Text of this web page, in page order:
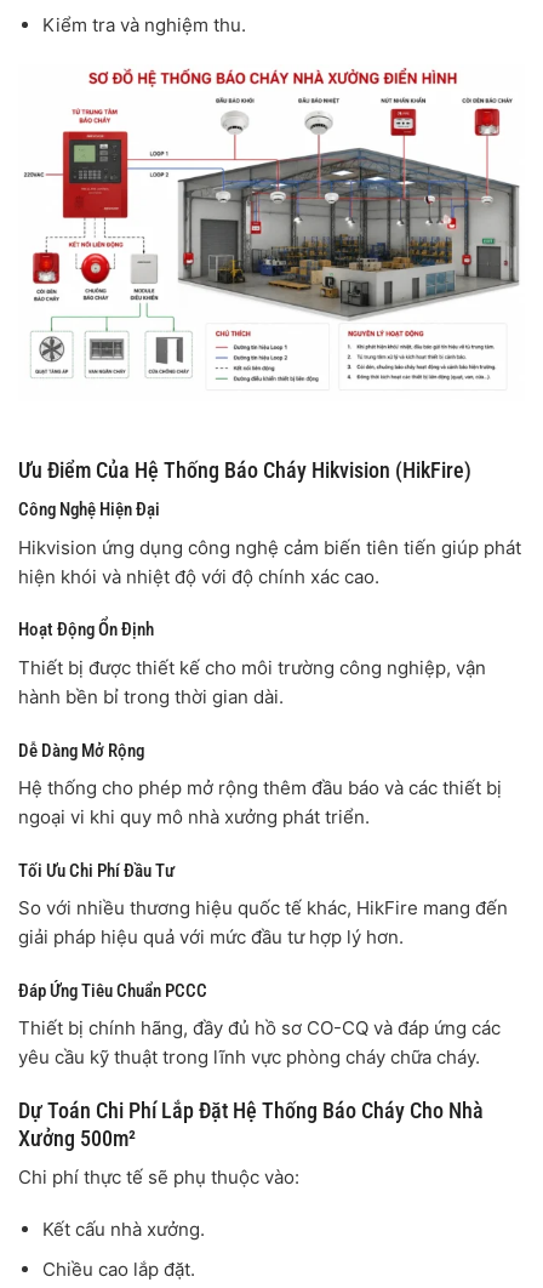
Kiểm tra và nghiệm thu.
Ưu Điểm Của Hệ Thống Báo Cháy Hikvision (HikFire)
Công Nghệ Hiện Đại
Hikvision ứng dụng công nghệ cảm biến tiên tiến giúp phát
hiện khói và nhiệt độ với độ chính xác cao.
Hoạt Động Ổn Định
Thiết bị được thiết kế cho môi trường công nghiệp, vận
hành bền bỉ trong thời gian dài.
Dễ Dàng Mở Rộng
Hệ thống cho phép mở rộng thêm đầu báo và các thiết bị
ngoại vi khi quy mô nhà xưởng phát triển.
Tối Ưu Chi Phí Đầu Tư
So với nhiều thương hiệu quốc tế khác, HikFire mang đến
giải pháp hiệu quả với mức đầu tư hợp lý hơn.
Đáp Ứng Tiêu Chuẩn PCCC
Thiết bị chính hãng, đầy đủ hồ sơ CO-CQ và đáp ứng các
yêu cầu kỹ thuật trong lĩnh vực phòng cháy chữa cháy.
Dự Toán Chi Phí Lắp Đặt Hệ Thống Báo Cháy Cho Nhà
Xưởng 500m²
Chi phí thực tế sẽ phụ thuộc vào:
Kết cấu nhà xưởng.
Chiều cao lắp đặt.